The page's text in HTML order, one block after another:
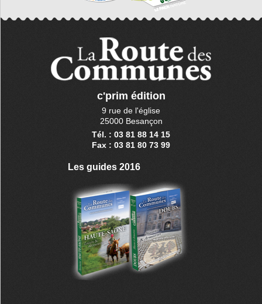
c'prim édition
9 rue de l'église
25000 Besançon
Tél. : 03 81 88 14 15
Fax : 03 81 80 73 99
Les guides 2016